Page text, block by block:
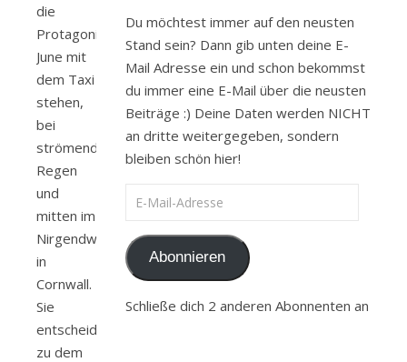
die
Protagonistin
June mit
dem Taxi
stehen,
bei
strömenden
Regen
und
mitten im
Nirgendwo
in
Cornwall.
Sie
entscheidet
zu dem
Du möchtest immer auf den neusten
Stand sein? Dann gib unten deine E-
Mail Adresse ein und schon bekommst
du immer eine E-Mail über die neusten
Beiträge :) Deine Daten werden NICHT
an dritte weitergegeben, sondern
bleiben schön hier!
E-Mail-Adresse
Abonnieren
Schließe dich 2 anderen Abonnenten an